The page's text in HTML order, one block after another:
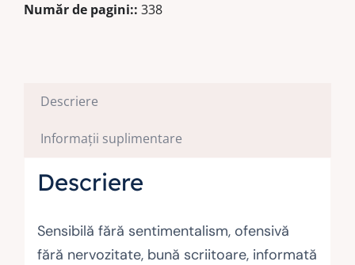
Număr de pagini:: 338
Descriere
Informații suplimentare
Descriere
Sensibilă fără sentimentalism, ofensivă
fără nervozitate, bună scriitoare, informată